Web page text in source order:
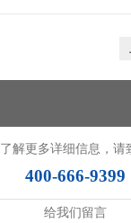
了解更多详细信息，请
400-666-9399
给我们留言